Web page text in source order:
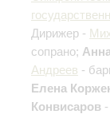
Дирижер -
сопрано;
Андреев -
Елена
Конвисаров